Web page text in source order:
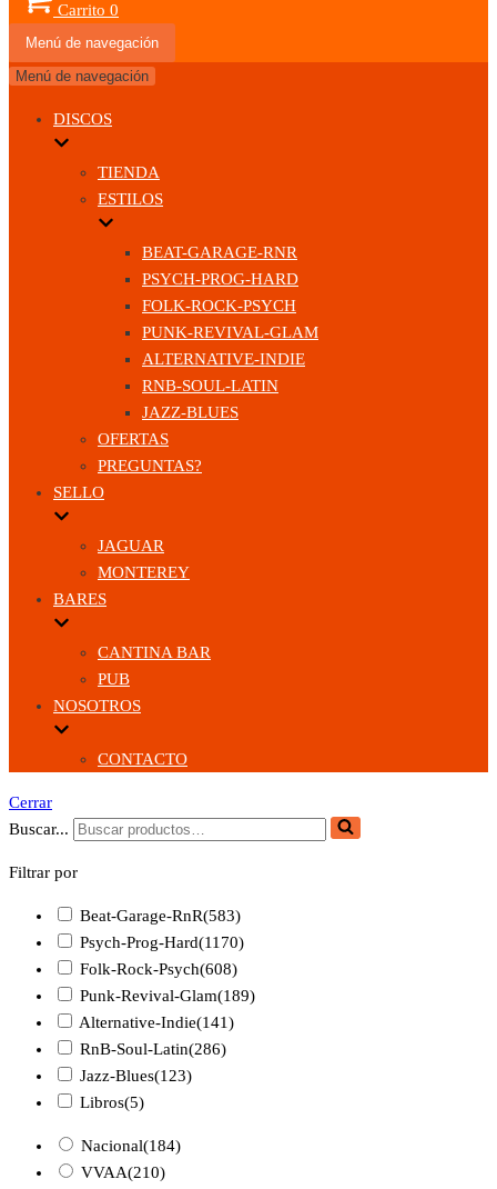
Carrito 0
Menú de navegación
Menú de navegación
DISCOS
TIENDA
ESTILOS
BEAT-GARAGE-RNR
PSYCH-PROG-HARD
FOLK-ROCK-PSYCH
PUNK-REVIVAL-GLAM
ALTERNATIVE-INDIE
RNB-SOUL-LATIN
JAZZ-BLUES
OFERTAS
PREGUNTAS?
SELLO
JAGUAR
MONTEREY
BARES
CANTINA BAR
PUB
NOSOTROS
CONTACTO
Cerrar
Buscar...
Filtrar por
Beat-Garage-RnR(583)
Psych-Prog-Hard(1170)
Folk-Rock-Psych(608)
Punk-Revival-Glam(189)
Alternative-Indie(141)
RnB-Soul-Latin(286)
Jazz-Blues(123)
Libros(5)
Nacional(184)
VVAA(210)